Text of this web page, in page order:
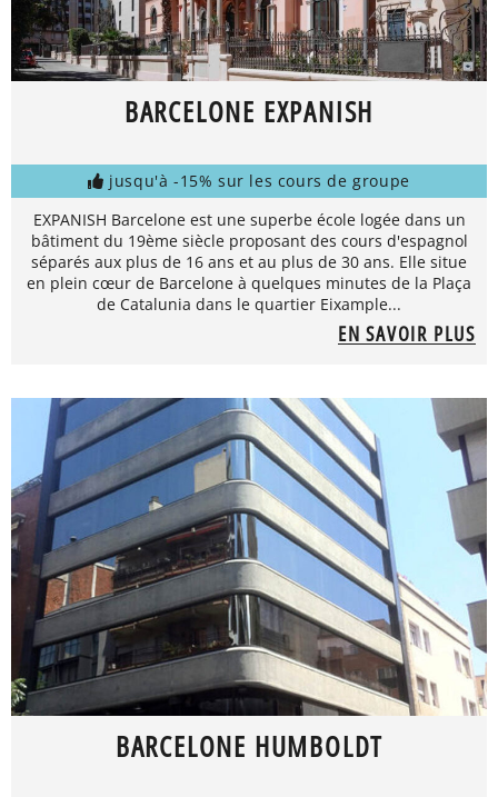
BARCELONE EXPANISH
jusqu'à -15% sur les cours de groupe
EXPANISH Barcelone est une superbe école logée dans un
bâtiment du 19ème siècle proposant des cours d'espagnol
séparés aux plus de 16 ans et au plus de 30 ans. Elle situe
en plein cœur de Barcelone à quelques minutes de la Plaça
de Catalunia dans le quartier Eixample...
EN SAVOIR PLUS
BARCELONE HUMBOLDT